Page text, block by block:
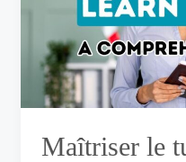
Maîtriser le
locuteurs
natifs :
un
manuel
inclusif